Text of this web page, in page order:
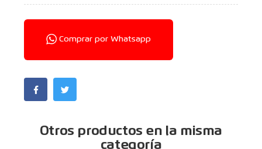
Comprar por Whatsapp
Otros productos en la misma
categoría